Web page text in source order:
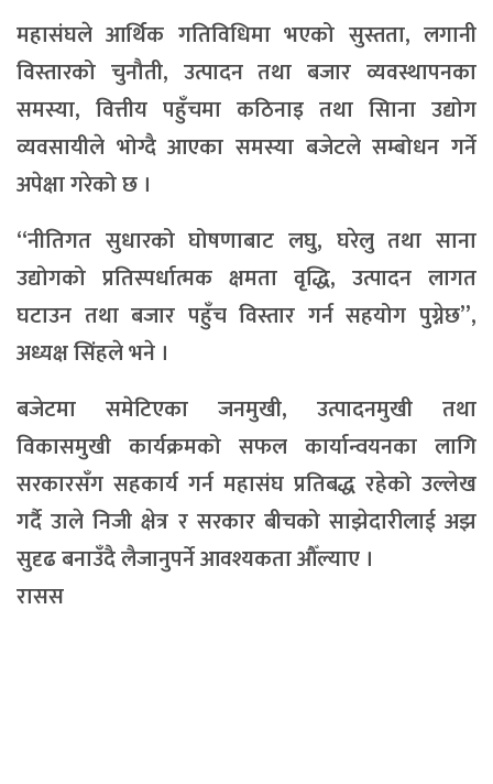
महासंघले आर्थिक गतिविधिमा भएको सुस्तता, लगानी
विस्तारको चुनौती, उत्पादन तथा बजार व्यवस्थापनका
समस्या, वित्तीय पहुँचमा कठिनाइ तथा सिाना उद्योग
व्यवसायीले भोग्दै आएका समस्या बजेटले सम्बोधन गर्ने
अपेक्षा गरेको छ ।
“नीतिगत सुधारको घोषणाबाट लघु, घरेलु तथा साना
उद्योगको प्रतिस्पर्धात्मक क्षमता वृद्धि, उत्पादन लागत
घटाउन तथा बजार पहुँच विस्तार गर्न सहयोग पुग्नेछ”,
अध्यक्ष सिंहले भने ।
बजेटमा समेटिएका जनमुखी, उत्पादनमुखी तथा
विकासमुखी कार्यक्रमको सफल कार्यान्वयनका लागि
सरकारसँग सहकार्य गर्न महासंघ प्रतिबद्ध रहेको उल्लेख
गर्दै उाले निजी क्षेत्र र सरकार बीचको साझेदारीलाई अझ
सुदृढ बनाउँदै लैजानुपर्ने आवश्यकता औँल्याए ।
रासस